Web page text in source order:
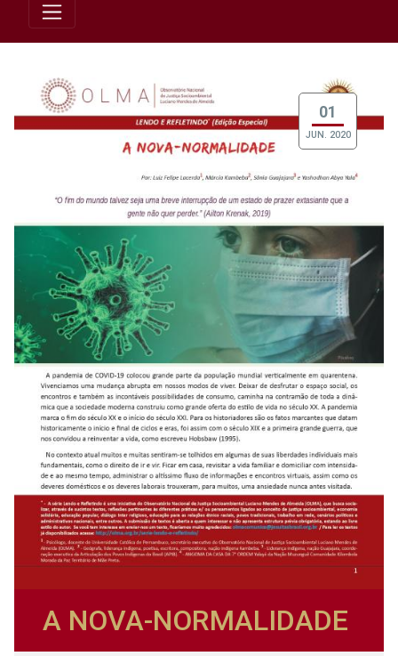
01
JUN. 2020
A NOVA-NORMALIDADE